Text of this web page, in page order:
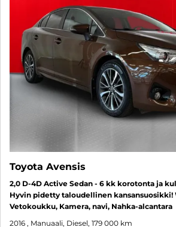
Toyota Avensis
2,0 D-4D Active Sedan - 6 kk korotonta ja
Hyvin pidetty taloudellinen kansansuosikki!
Vetokoukku, Kamera, navi, Nahka-alcantara
2016 , Manuaali, Diesel, 179 000 km